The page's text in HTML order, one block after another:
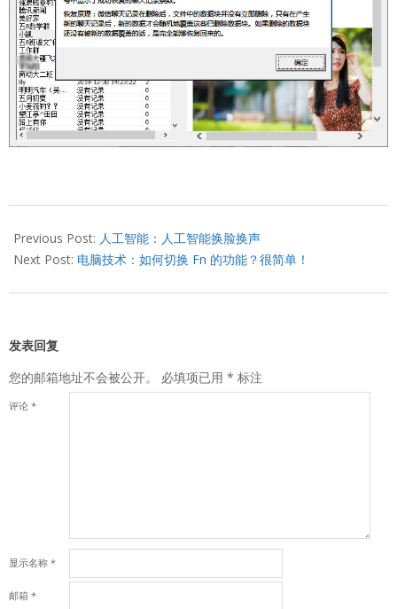
02-
06
Previous Post: 人工智能：人工智能换脸换声
Next Post: 电脑技术：如何切换 Fn 的功能？很简单！
发表回复
您的邮箱地址不会被公开。
必填项已用 * 标注
评论 *
显示名称 *
邮箱 *